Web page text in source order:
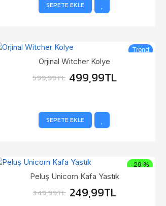
SEPETE EKLE
Trend
Orjinal Witcher Kolye
499,99TL
599,99TL
SEPETE EKLE
-29 %
Peluş Unicorn Kafa Yastık
249,99TL
349,99TL